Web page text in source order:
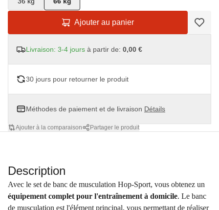
Ajouter au panier
Livraison: 3-4 jours à partir de: 0,00 €
30 jours pour retourner le produit
Méthodes de paiement et de livraison Détails
Ajouter à la comparaison Partager le produit
Description
Avec le set de banc de musculation Hop-Sport, vous obtenez un
équipement complet pour l'entraînement à domicile. Le banc
de musculation est l'élément principal, vous permettant de réaliser